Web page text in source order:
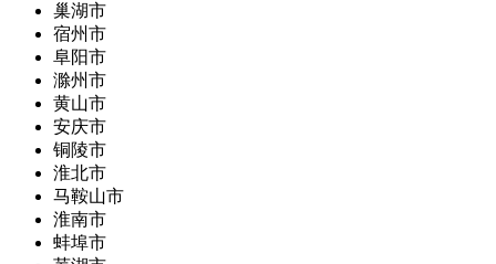
巢湖市
宿州市
阜阳市
滁州市
黄山市
安庆市
铜陵市
淮北市
马鞍山市
淮南市
蚌埠市